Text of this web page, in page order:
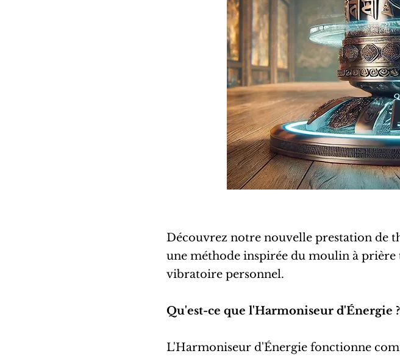
Découvrez notre nouvelle prestation de
une méthode inspirée du moulin à
vibratoire personnel.
Qu'est-ce que l'Harmoniseur d'Énergie ?
L'Harmoniseur d'Énergie fonctionne